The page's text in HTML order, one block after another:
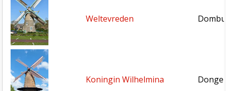
Weltevreden
Koningin Wilhelmina